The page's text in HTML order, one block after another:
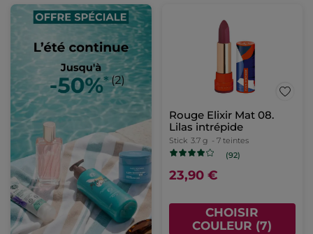
Rouge Elixir Mat 08.
Lilas intrépide
Stick 3.7 g - 7 teintes
(92)
23,90 €
CHOISIR
COULEUR (7)